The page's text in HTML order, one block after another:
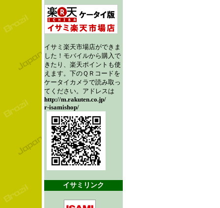
イサミ楽天市場店ができま
した！モバイルから購入で
きたり、楽天ポイントも使
えます。下のＱＲコードを
ケータイカメラで読み取っ
てください。アドレスは
http://m.rakuten.co.jp/
r-isamishop/
イサミリンク